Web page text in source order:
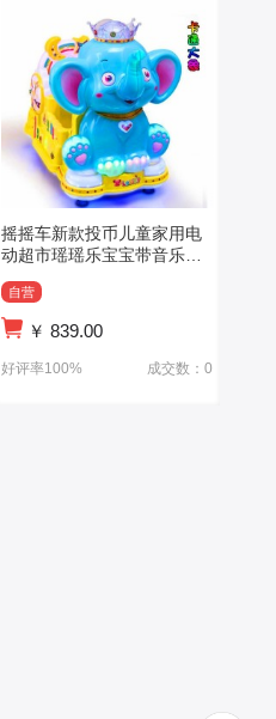
摇摇车新款投币儿童家用电
动超市瑶瑶乐宝宝带音乐商
自营
￥839.00
好评率100% 成交数：0